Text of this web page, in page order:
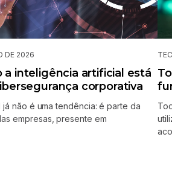
DE 2026
a inteligência artificial está
corporativa
não é uma tendência: é parte da
empresas, presente em